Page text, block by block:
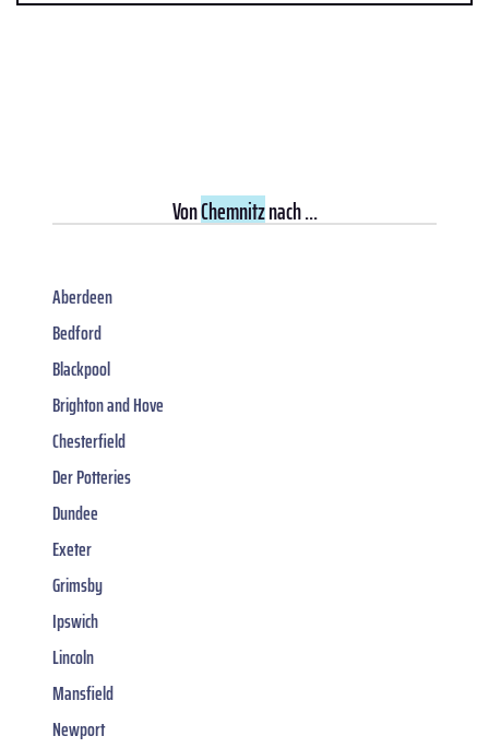
VonChemnitznach ...
Aberdeen
Bedford
Blackpool
Brighton and Hove
Chesterfield
Der Potteries
Dundee
Exeter
Grimsby
Ipswich
Lincoln
Mansfield
Newport